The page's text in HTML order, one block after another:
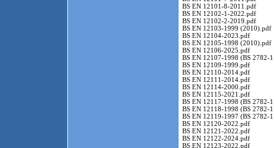
BS EN 12101-8-2011.pdf
BS EN 12102-1-2022.pdf
BS EN 12102-2-2019.pdf
BS EN 12103-1999 (2010).pdf
BS EN 12104-2023.pdf
BS EN 12105-1998 (2010).pdf
BS EN 12106-2025.pdf
BS EN 12107-1998 (BS 2782-
BS EN 12109-1999.pdf
BS EN 12110-2014.pdf
BS EN 12111-2014.pdf
BS EN 12114-2000.pdf
BS EN 12115-2021.pdf
BS EN 12117-1998 (BS 2782-
BS EN 12118-1998 (BS 2782-
BS EN 12119-1997 (BS 2782-
BS EN 12120-2022.pdf
BS EN 12121-2022.pdf
BS EN 12122-2024.pdf
BS EN 12123-2022.pdf